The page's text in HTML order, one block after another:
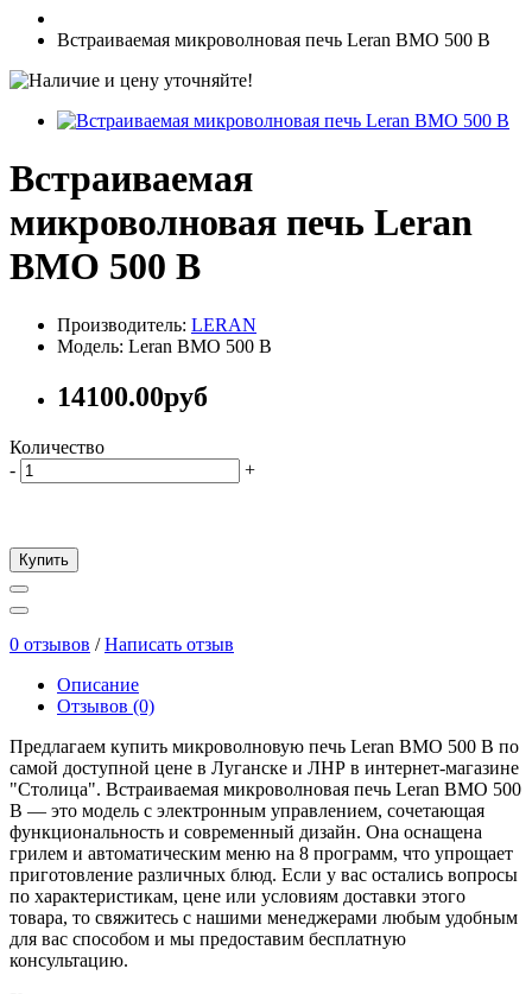
Встраиваемая микроволновая печь Leran BMO 500 B
Встраиваемая
микроволновая печь Leran
BMO 500 B
Производитель: LERAN
Модель: Leran BMO 500 B
14100.00руб
Количество
-
+
Купить
0 отзывов /Написать отзыв
Описание
Отзывов (0)
Предлагаем купить микроволновую печь Leran BMO 500 B по
самой доступной цене в Луганске и ЛНР в интернет-магазине
"Столица". Встраиваемая микроволновая печь Leran BMO 500
B — это модель с электронным управлением, сочетающая
функциональность и современный дизайн. Она оснащена
грилем и автоматическим меню на 8 программ, что упрощает
приготовление различных блюд. Если у вас остались вопросы
по характеристикам, цене или условиям доставки этого
товара, то свяжитесь с нашими менеджерами любым удобным
для вас способом и мы предоставим бесплатную
консультацию.